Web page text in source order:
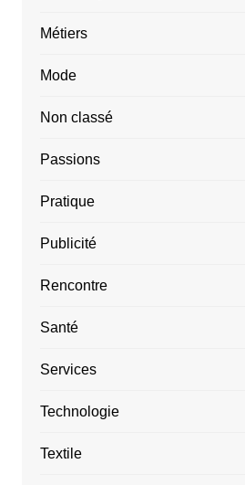
Métiers
Mode
Non classé
Passions
Pratique
Publicité
Rencontre
Santé
Services
Technologie
Textile